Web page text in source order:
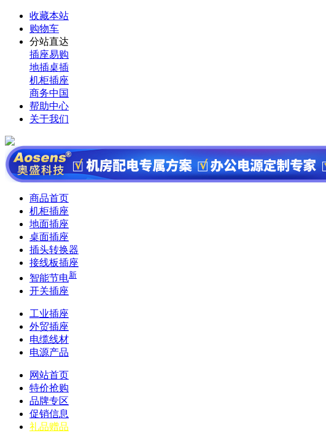
收藏本站
购物车
分站直达
插座易购
地插桌插
机柜插座
商务中国
帮助中心
关于我们
商品首页
机柜插座
地面插座
桌面插座
插头转换器
接线板插座
智能节电新
开关插座
工业插座
外贸插座
电缆线材
电源产品
网站首页
特价抢购
品牌专区
促销信息
礼品赠品